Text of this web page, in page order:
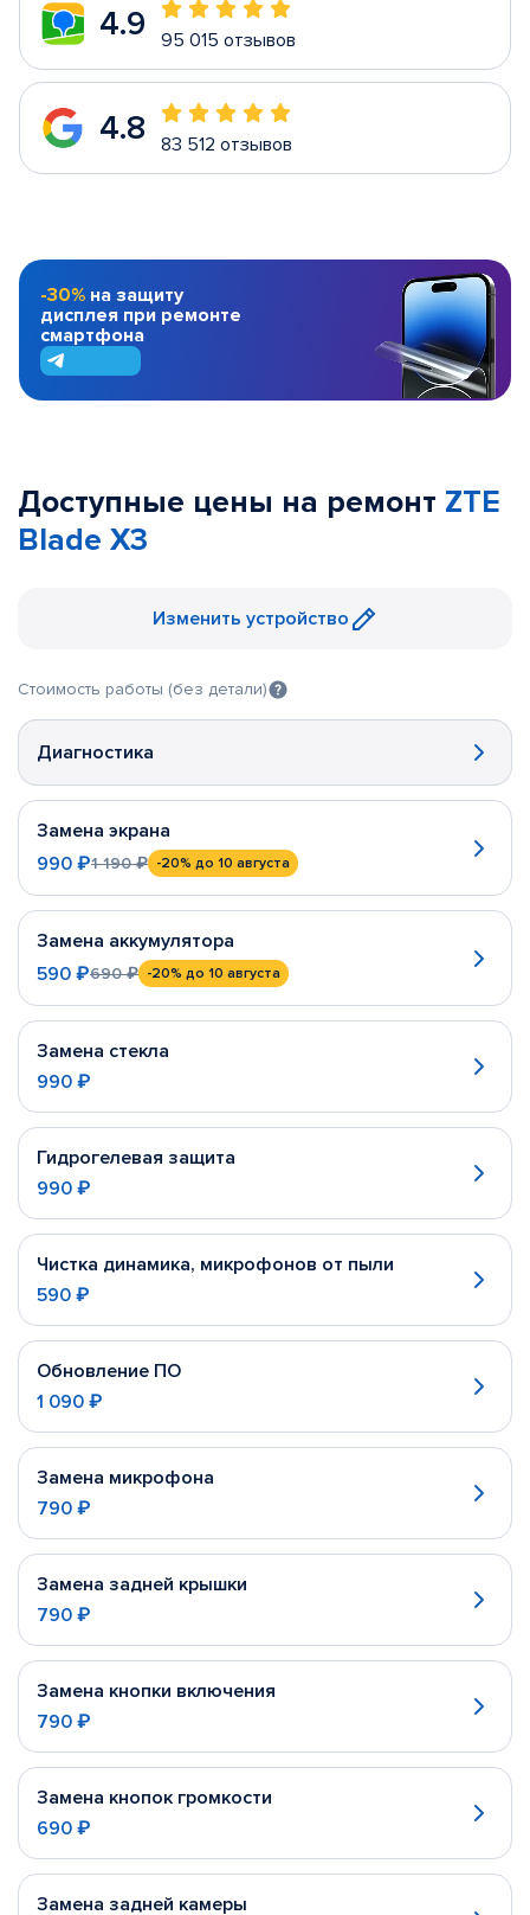
4.9 95 015 отзывов
4.8 83 512 отзывов
-30% на защиту
дисплея при ремонте
смартфона
Доступные цены на ремонт ZTE
Blade X3
Изменить устройство
Стоимость работы (без детали)
Диагностика
Замена экрана
990 ₽1 190 ₽ -20% до 10 августа
Замена аккумулятора
590 ₽690 ₽ -20% до 10 августа
Замена стекла
990 ₽
Гидрогелевая защита
990 ₽
Чистка динамика, микрофонов от пыли
590 ₽
Обновление ПО
1 090 ₽
Замена микрофона
790 ₽
Замена задней крышки
790 ₽
Замена кнопки включения
790 ₽
Замена кнопок громкости
690 ₽
Замена задней камеры